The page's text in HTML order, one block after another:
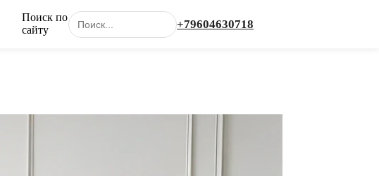
Поиск по
сайту
+79604630718